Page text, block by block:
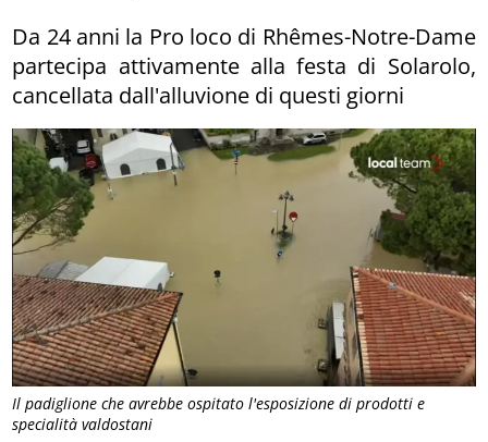
Il padiglione che avrebbe ospitato l'esposizione di prodotti e
specialità valdostani
Da 24 anni la Pro loco di Rhêmes-Notre-Dame
partecipa attivamente alla festa di Solarolo,
cancellata dall'alluvione di questi giorni